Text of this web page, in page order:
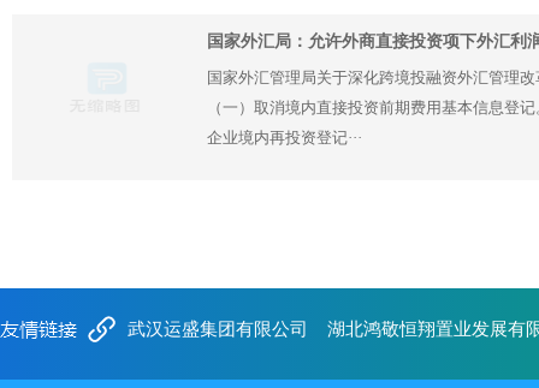
国家外汇局：允许外商直接投资项下外汇利
国家外汇管理局关于深化跨境投融资外汇管理
（一）取消境内直接投资前期费用基本信息登
企业境内再投资登记···
武汉运盛集团有限公司 湖北鸿敬恒翔置业发展有